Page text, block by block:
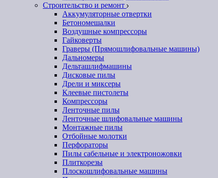
Строительство и ремонт
Аккумуляторные отвертки
Бетономешалки
Воздушные компрессоры
Гайковерты
Граверы (Прямошлифовальные машины)
Дальномеры
Дельташлифмашины
Дисковые пилы
Дрели и миксеры
Клеевые пистолеты
Компрессоры
Ленточные пилы
Ленточные шлифовальные машины
Монтажные пилы
Отбойные молотки
Перфораторы
Пилы сабельные и электроножовки
Плиткорезы
Плоскошлифовальные машины